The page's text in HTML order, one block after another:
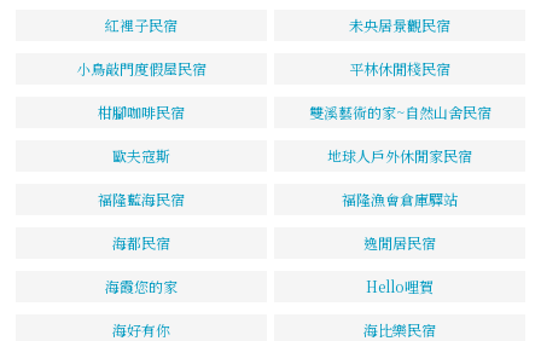
紅裡子民宿 未央居景觀民宿
小鳥敲門度假屋民宿 平林休閒棧民宿
柑腳咖啡民宿 雙溪藝術的家~自然山舍民宿
歐夫寇斯 地球人戶外休閒家民宿
福隆藍海民宿 福隆漁會倉庫驛站
海都民宿 逸閒居民宿
海霞您的家 Hello哩賀
海好有你 海比樂民宿